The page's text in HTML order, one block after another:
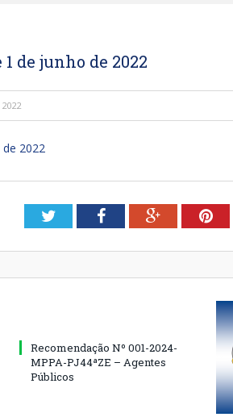
de junho de 2022
2022
TwitterFacebookGoogle+
Recomendação Nº 001-2024-
MPPA-PJ44ªZE – Agentes
Públicos